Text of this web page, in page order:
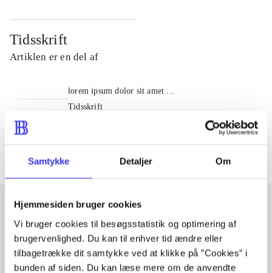
Samtykke Detaljer Om
Hjemmesiden bruger cookies
Vi bruger cookies til besøgsstatistik og optimering af
brugervenlighed. Du kan til enhver tid ændre eller
tilbagetrække dit samtykke ved at klikke på ”Cookies” i
bunden af siden. Du kan læse mere om de anvendte
Tidsskrift
Artiklen er en del af
lorem ipsum dolor sit amet ...
Tidsskrift
Artiklerne i
Artikler med samme emner
Fra